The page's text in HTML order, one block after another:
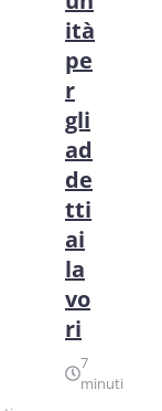
ità
pe
r
gli
ad
de
tti
ai
la
vo
ri
7
minuti